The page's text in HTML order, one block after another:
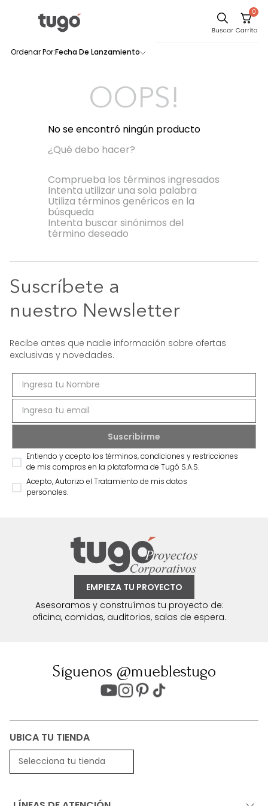
0
Fecha De Lanzamiento
0productos
OOPS!
No se encontró ningún producto
¿Qué debo hacer?
Comprueba los términos ingresados
Intenta utilizar una sola palabra
Utiliza términos genéricos en la
búsqueda
Intenta buscar sinónimos del
término deseado
Suscríbete a
nuestro Newsletter
Recibe antes que nadie información sobre ofertas
exclusivas y novedades.
Entiendo y acepto los términos, condiciones y restricciones
de mis compras en la plataforma de Tugó S.A.S.
Acepto, Autorizo el Tratamiento de mis datos
personales.
EMPIEZA TU PROYECTO
Asesoramos y construímos tu proyecto de:
oficina, comidas, auditorios, salas de espera.
Síguenos @mueblestugo
UBICA TU TIENDA
Selecciona tu tienda
Cuadros
Sofa
Cama
Mesa Centro
Mesa Noche